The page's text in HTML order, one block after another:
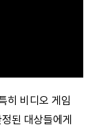
히 비디오 게임
된 대상들에게